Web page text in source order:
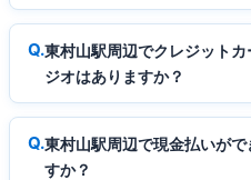
東村山駅周辺でクレジット
ジオはありますか？
東村山駅周辺で現金払いが
すか？